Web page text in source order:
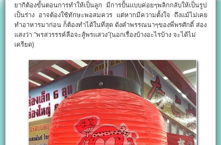
ยากิต้องขั้นตอนการทำให้เป็นลูก มีการปั้นแบบค่อยๆพลิกกลับให้เป็นรูป
เป็นร่าง อาจต้องใช้ทักษะพอสมควร แต่หากมีความตั้งใจ ถึงแม้ไม่เคย
ทำอาหารมาก่อน ก็ต้องทำได้ในที่สุด ดังคำพรรณนาๆของพี่พรศักดิ์ ส่อง
แสงว่า “พรสวรรรค์ลือจะสู้พรแสวง”(นอกเรื่องบ้างอะไรบ้าง จะได้ไม่
เครียด)